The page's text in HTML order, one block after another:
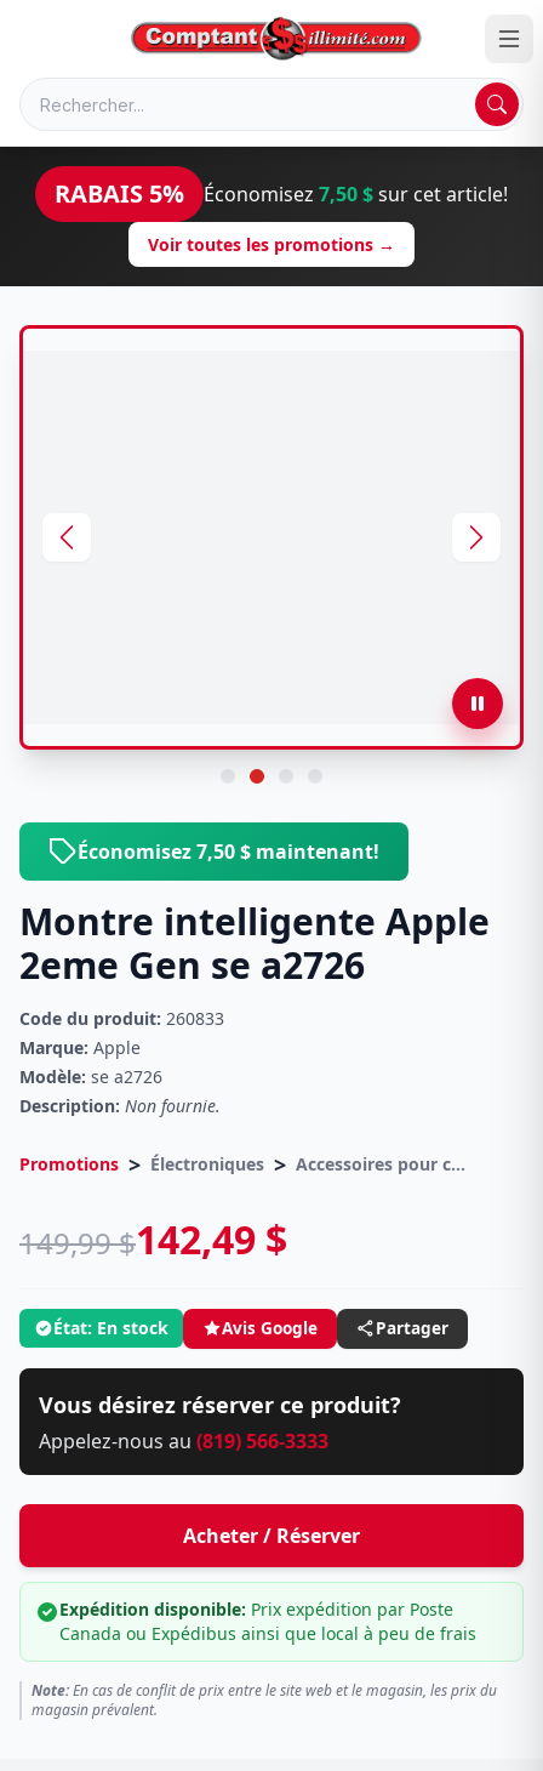
RABAIS 5% Économisez 7,50 $sur cet article!
Voir toutes les promotions →
Économisez 7,50 $ maintenant!
Montre intelligente Apple
2eme Gen se a2726
Code du produit: 260833
Marque: Apple
Modèle: se a2726
Description: Non fournie.
Promotions > Électroniques > Accessoires pour cellulaire
149,99 $142,49 $
État: En stock Avis Google Partager
Vous désirez réserver ce produit?
Appelez-nous au (819) 566-3333
Acheter / Réserver
Expédition disponible: Prix expédition par Poste
Canada ou Expédibus ainsi que local à peu de frais
Note:En cas de conflit de prix entre le site web et le magasin, les prix du
magasin prévalent.